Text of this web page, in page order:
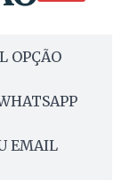
OPÇÃO
EMAIL